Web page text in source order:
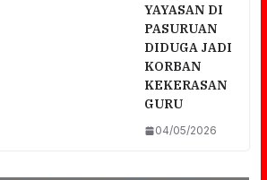
YAYASAN DI
PASURUAN
DIDUGA JADI
KORBAN
KEKERASAN
GURU
04/05/2026
Jatim Tinjau UMKM Dan